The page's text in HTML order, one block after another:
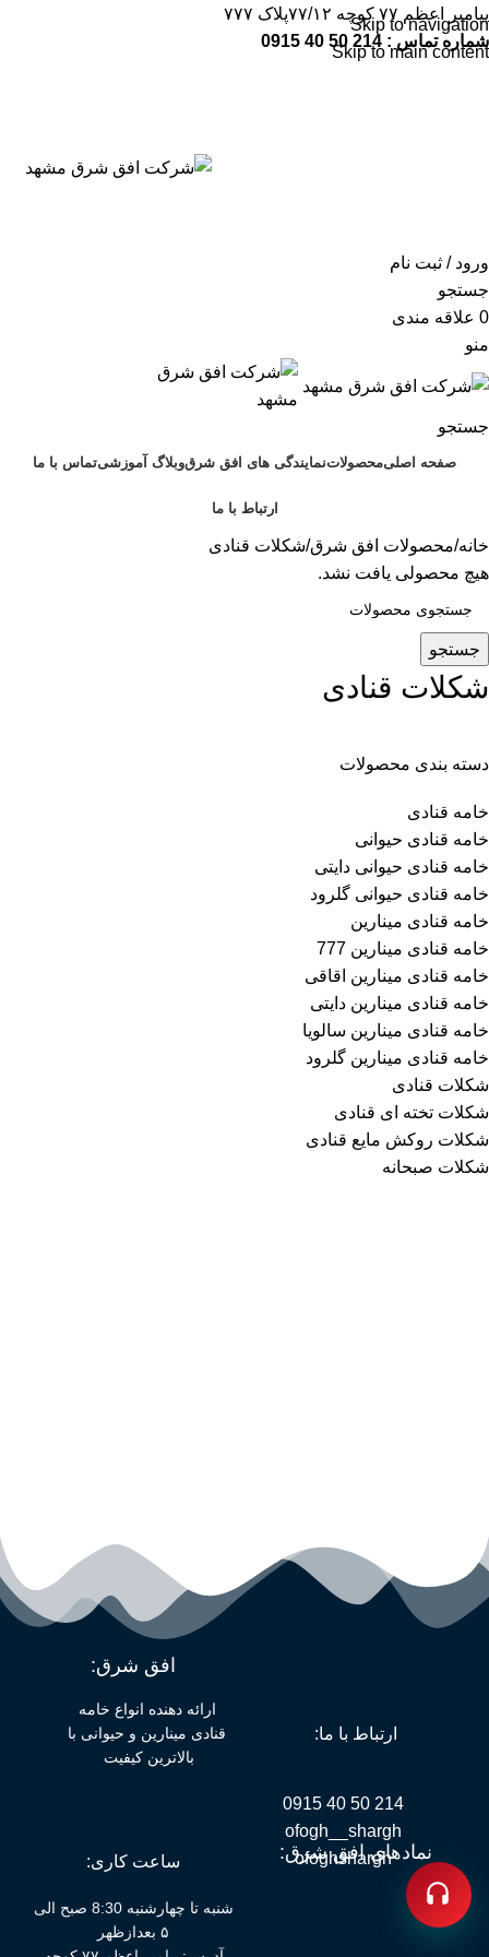
Skip to navigation
Skip to main content
پیامبر اعظم ۷۷ کوچه ۷۷/۱۲پلاک ۷۷۷
شماره تماس : 214 50 40 0915
ورود / ثبت نام
جستجو
0 علاقه مندی
منو
جستجو
صفحه اصلیمحصولاتنمایندگی های افق شرقوبلاگ آموزشیتماس با ما
ارتباط با ما
دسته بندی محصولات
خامه قنادی
خامه قنادی حیوانی
خامه قنادی حیوانی دایتی
خامه قنادی حیوانی گلرود
خامه قنادی مینارین
خامه قنادی مینارین 777
خامه قنادی مینارین اقاقی
خامه قنادی مینارین دایتی
خامه قنادی مینارین سالویا
خامه قنادی مینارین گلرود
شکلات قنادی
شکلات تخته ای قنادی
شکلات روکش مایع قنادی
شکلات صبحانه
خانه محصولات افق شرق شکلات قنادی
هیچ محصولی یافت نشد.
جستجو
شکلات قنادی
ارتباط با ما:
214 50 40 0915
ofogh__shargh
ofoghshargh
افق شرق:
ارائه دهنده انواع خامه
قنادی مینارین و حیوانی با
بالاترین کیفیت
نمادهای افق شرق: ساعت کاری:
شنبه تا چهارشنبه 8:30 صبح الی
۵ بعدازظهر